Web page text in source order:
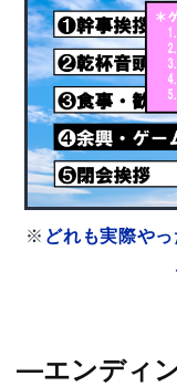
※ どれも実際や
―エンディ